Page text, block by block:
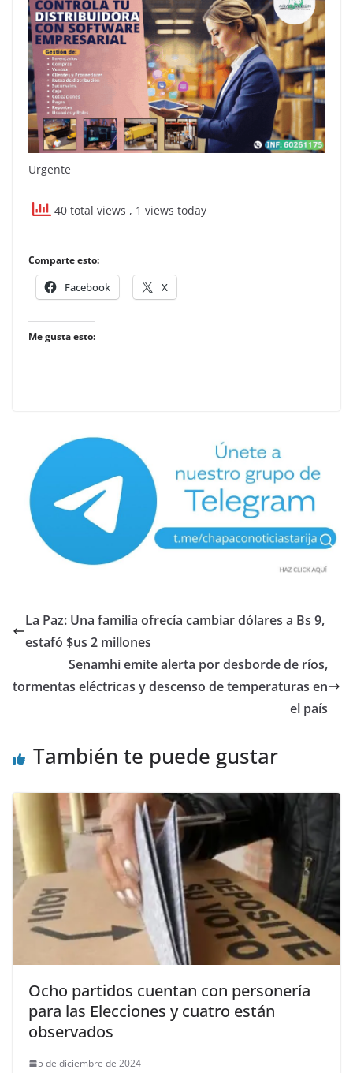
Urgente
40 total views , 1 views today
Comparte esto:
Facebook X
Me gusta esto:
La Paz: Una familia ofrecía cambiar dólares a Bs 9,
estafó $us 2 millones
Senamhi emite alerta por desborde de ríos,
tormentas eléctricas y descenso de temperaturas en
el país
También te puede gustar
Ocho partidos cuentan con personería
para las Elecciones y cuatro están
observados
5 de diciembre de 2024